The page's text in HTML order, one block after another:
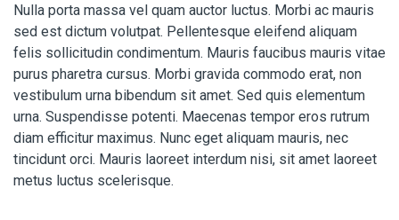
Nulla porta massa vel quam auctor luctus. Morbi ac mauris
sed est dictum volutpat. Pellentesque eleifend aliquam
felis sollicitudin condimentum. Mauris faucibus mauris vitae
purus pharetra cursus. Morbi gravida commodo erat, non
vestibulum urna bibendum sit amet. Sed quis elementum
urna. Suspendisse potenti. Maecenas tempor eros rutrum
diam efficitur maximus. Nunc eget aliquam mauris, nec
tincidunt orci. Mauris laoreet interdum nisi, sit amet laoreet
metus luctus scelerisque.